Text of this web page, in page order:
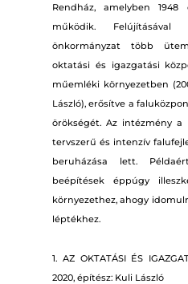
Rendház, amelyben
működik. Felújításával
önkormányzat több
oktatási és igazgatási
műemléki környezetben
László), erősítve a
örökségét. Az intézmény
tervszerű és intenzív
beruházása lett.
beépítések éppúgy
környezethez, ahogy
léptékhez.
1. AZ OKTATÁSI ÉS
2020, építész: Kuli László